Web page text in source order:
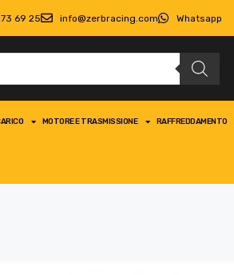
69 25 info@zerbracing.com Whatsapp
MOTORE E TRASMISSIONE RAFFREDDAMENTO